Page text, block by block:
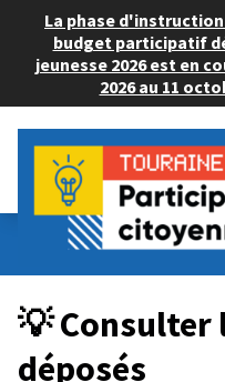
La phase
budget participatif
jeunesse 2026 est en
2026 au 11
Budget Participatif
💡 Consulter les projets
💡 Consulter
déposés